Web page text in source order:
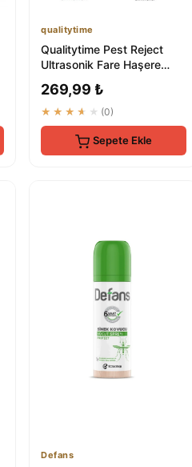
qualitytime
Qualitytime Pest Reject
Ultrasonik Fare Haşere
269,99 ₺
★★★★★ (0)
Sepete Ekle
Defans